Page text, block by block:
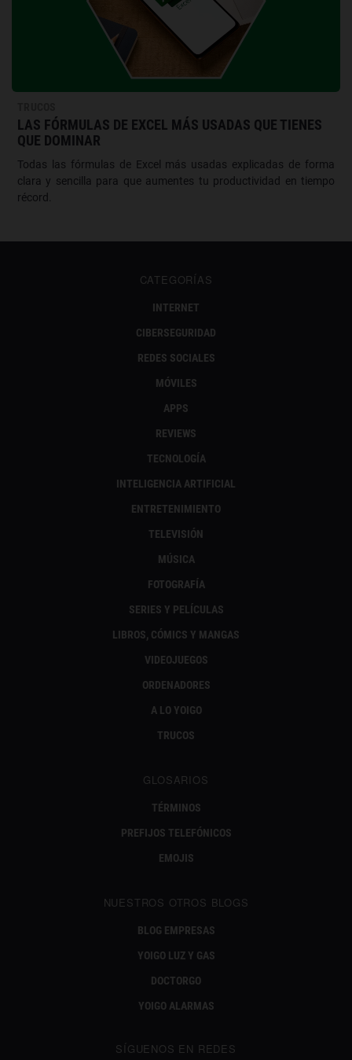
LAS FÓRMULAS DE EXCEL MÁS USADAS QUE TIENES
QUE DOMINAR
Todas las fórmulas de Excel más usadas explicadas de forma
clara y sencilla para que aumentes tu productividad en tiempo
récord.
CATEGORÍAS
INTERNET
CIBERSEGURIDAD
REDES SOCIALES
MÓVILES
APPS
REVIEWS
TECNOLOGÍA
INTELIGENCIA ARTIFICIAL
ENTRETENIMIENTO
TELEVISIÓN
MÚSICA
FOTOGRAFÍA
SERIES Y PELÍCULAS
LIBROS, CÓMICS Y MANGAS
VIDEOJUEGOS
ORDENADORES
A LO YOIGO
TRUCOS
GLOSARIOS
TÉRMINOS
PREFIJOS TELEFÓNICOS
EMOJIS
NUESTROS OTROS BLOGS
BLOG EMPRESAS
YOIGO LUZ Y GAS
DOCTORGO
YOIGO ALARMAS
SÍGUENOS EN REDES